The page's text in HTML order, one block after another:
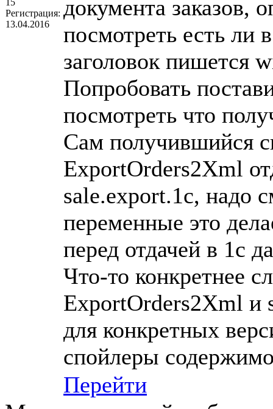
Регистрация:
13.04.2016
документа заказов,
посмотреть есть ли
заголовок пишется
Попробовать
посмотреть что
Сам получившийся
ExportOrders2Xml
sale.export.1c, надо
переменные это
перед отдачей в 1с
Что-то конкретнее
ExportOrders2Xml и
для конкретных
спойлеры
Перейти